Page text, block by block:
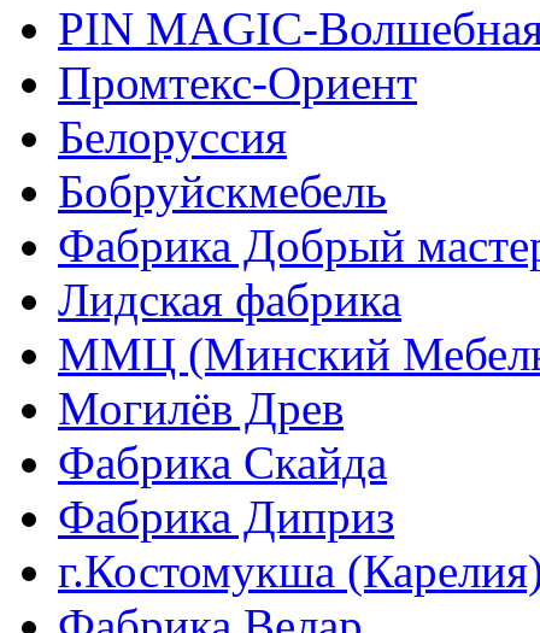
PIN MAGIС-
Промтекс-Ориент
Белоруссия
Бобруйскмебель
Фабрика Добрый
Лидская фабрика
ММЦ (Минский
Могилёв Древ
Фабрика Скайда
Фабрика Диприз
г.Костомукша